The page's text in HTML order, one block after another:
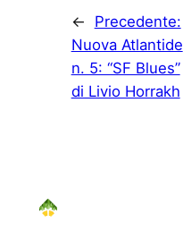
←
Precedente:
Nuova Atlantide
n. 5: “SF Blues”
di Livio Horrakh